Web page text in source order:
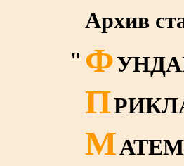
Архив
" Ф
П
М